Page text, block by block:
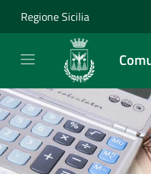
Regione Sicilia